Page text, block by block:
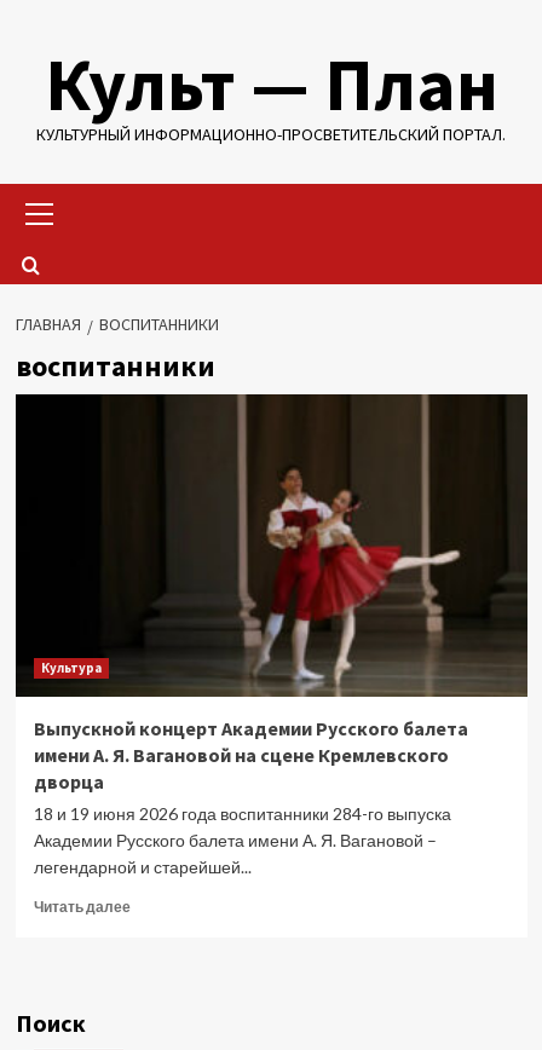
содержимому
Культ — План
КУЛЬТУРНЫЙ ИНФОРМАЦИОННО-ПРОСВЕТИТЕЛЬСКИЙ ПОРТАЛ.
меню
ГЛАВНАЯ ВОСПИТАННИКИ
воспитанники
Культура
Выпускной концерт Академии Русского балета
имени А. Я. Вагановой на сцене Кремлевского
дворца
18 и 19 июня 2026 года воспитанники 284-го выпуска
Академии Русского балета имени А. Я. Вагановой –
легендарной и старейшей...
Читать далееПрочитать
Поиск